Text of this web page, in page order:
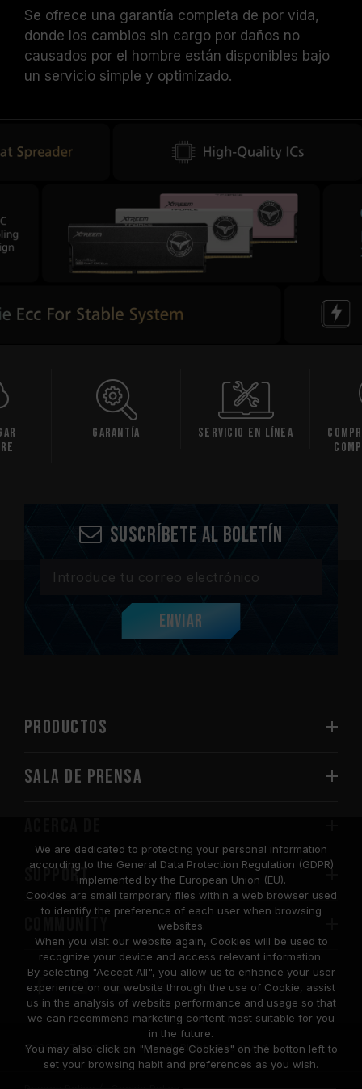
Se ofrece una garantía completa de por vida,
donde los cambios sin cargo por daños no
causados por el hombre están disponibles bajo
un servicio simple y optimizado.
Servicio en línea
Comprobación de
Suscríbete al boletín
Enviar
PRODUCTOS
Sala de prensa
SUPPORT
COMMUNITY
© 2026 Team Group Inc. All Rights Reserved.
We are dedicated to protecting your personal information
according to the General Data Protection Regulation (GDPR)
implemented by the European Union (EU).
Cookies are small temporary files within a web browser used
to identify the preference of each user when browsing
websites.
When you visit our website again, Cookies will be used to
recognize your device and access relevant information.
By selecting "Accept All", you allow us to enhance your user
experience on our website through the use of Cookie, assist
us in the analysis of website performance and usage so that
we can recommend marketing content most suitable for you
in the future.
You may also click on "Manage Cookies" on the botton left to
set your browsing habit and preferences as you wish.